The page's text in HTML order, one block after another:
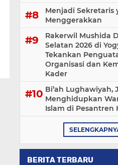
Menjadi Sekretaris
Menggerakkan
Rakerwil Mushida
Selatan 2026 di
Tekankan
Organisasi dan
Kader
Bi’ah Lughawiyah,
Menghidupkan
Islam di Pesantren
BERITA TERBARU